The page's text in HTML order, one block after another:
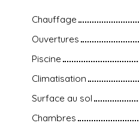
Chauffage
Ouvertures
Piscine
Climatisation
Surface au sol
Chambres